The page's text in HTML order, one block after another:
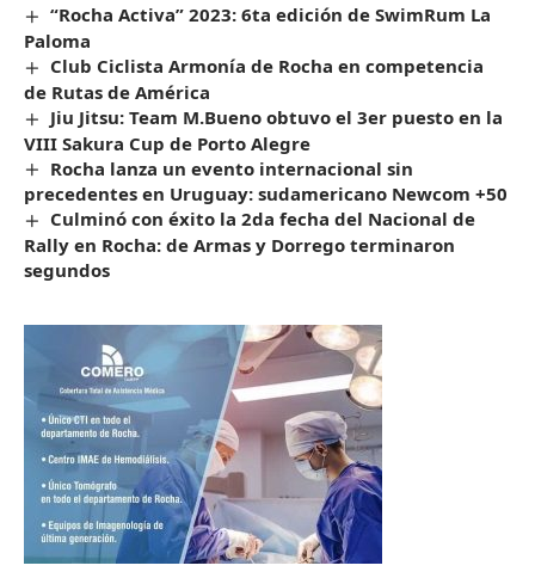
“Rocha Activa” 2023: 6ta edición de SwimRum La
Paloma
Club Ciclista Armonía de Rocha en competencia
de Rutas de América
Jiu Jitsu: Team M.Bueno obtuvo el 3er puesto en la
VIII Sakura Cup de Porto Alegre
Rocha lanza un evento internacional sin
precedentes en Uruguay: sudamericano Newcom +50
Culminó con éxito la 2da fecha del Nacional de
Rally en Rocha: de Armas y Dorrego terminaron
segundos